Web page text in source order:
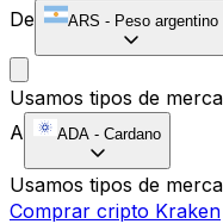
De
ARS - Peso argentino
Usamos tipos de
A
ADA - Cardano
Usamos tipos de
Comprar cripto Kraken